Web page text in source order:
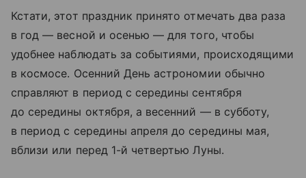
Кстати, этот праздник принято отмечать два раза
в год — весной и осенью — для того, чтобы
удобнее наблюдать за событиями, происходящими
в космосе. Осенний День астрономии обычно
справляют в период с середины сентября
до середины октября, а весенний — в субботу,
в период с середины апреля до середины мая,
вблизи или перед 1-й четвертью Луны.